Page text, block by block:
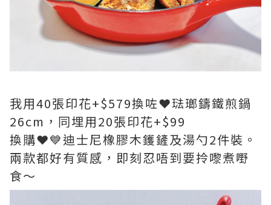
我用40張印花+$579換咗❤琺瑯鑄鐵煎鍋
26cm，同埋用20張印花+$99
換購❤💙迪士尼橡膠木鑊鏟及湯勺2件裝。
兩款都好有質感，即刻忍唔到要拎嚟煮嘢
食～